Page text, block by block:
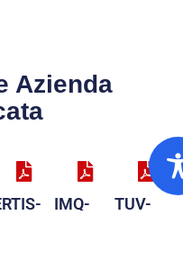
Azienda
IMQ-
TUV-